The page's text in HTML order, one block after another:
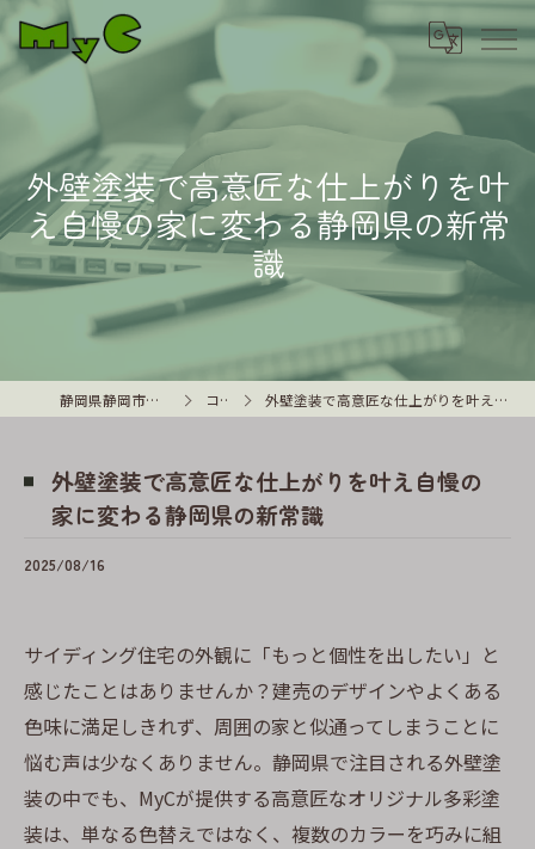
外壁塗装で高意匠な仕上がりを叶
え自慢の家に変わる静岡県の新常
識
静岡県静岡市の外壁塗装はMyC コラム 外壁塗装で高意匠な仕上がりを叶え自慢の家に変わる静岡県の新常識
外壁塗装で高意匠な仕上がりを叶え自慢の
家に変わる静岡県の新常識
2025/08/16
サイディング住宅の外観に「もっと個性を出したい」と
感じたことはありませんか？建売のデザインやよくある
色味に満足しきれず、周囲の家と似通ってしまうことに
悩む声は少なくありません。静岡県で注目される外壁塗
装の中でも、MyCが提供する高意匠なオリジナル多彩塗
装は、単なる色替えではなく、複数のカラーを巧みに組